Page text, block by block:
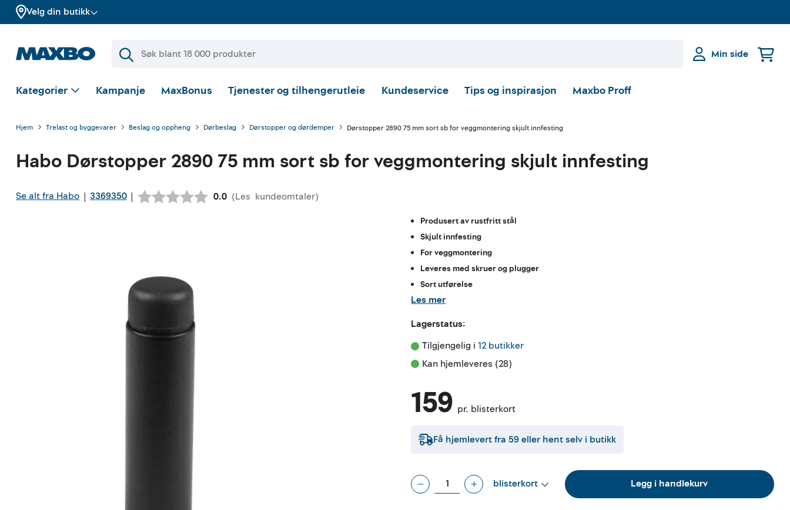
Velg din butikk
Min side
Kategorier Kampanje MaxBonus Tjenester og tilhengerutleie Kundeservice Tips og inspirasjon Maxbo Proff
Hjem Trelast og byggevarer Beslag og oppheng Dørbeslag Dørstopper og dørdemper Dørstopper 2890 75 mm sort sb for veggmontering skjult innfesting
Habo Dørstopper 2890 75 mm sort sb for veggmontering skjult innfesting
Se alt fra Habo | 3369350 | Gjennomsnittskarakter:
0.0 (Les kundeomtaler)
Produsert av rustfritt stål
Skjult innfesting
For veggmontering
Leveres med skruer og plugger
Sort utførelse
Les mer
Lagerstatus:
Tilgjengelig i 12 butikker
Kan hjemleveres (28)
159 pr. blisterkort
Få hjemlevert fra 59eller hent selv i butikk
blisterkort Legg i handlekurv